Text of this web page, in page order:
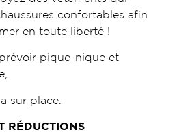
confortables afin
en toute liberté !
pique-nique et
sur place.
RÉDUCTIONS